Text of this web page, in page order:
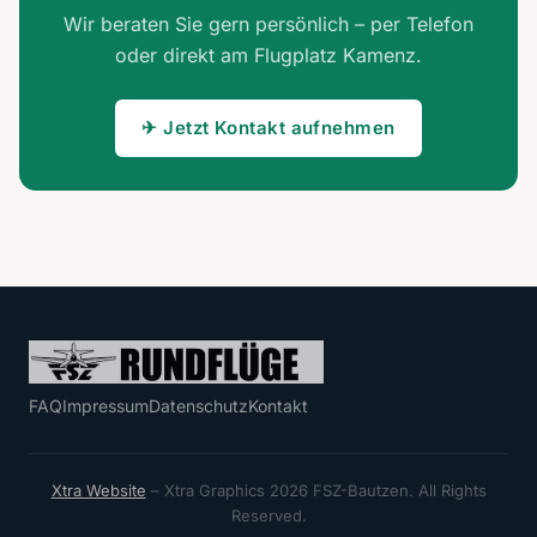
Catering oder Partyservice. Ein unvergessliches
Teamerlebnis!
Wir beraten Sie gern persönlich – per Telefon
oder direkt am Flugplatz Kamenz.
✈ Jetzt Kontakt aufnehmen
FAQImpressumDatenschutzKontakt
Xtra Website – Xtra Graphics 2026 FSZ-Bautzen. All Rights
Reserved.